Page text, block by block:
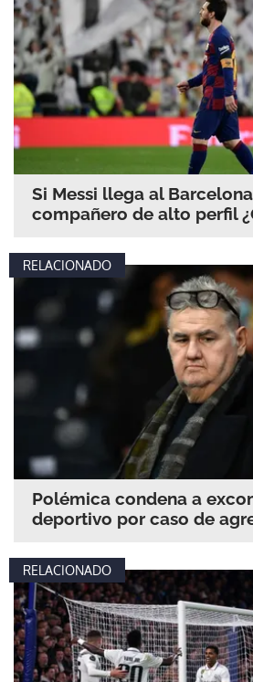
Si Messi llega al
compañero de alto perfil
RELACIONADO
Polémica condena a
deportivo por caso de
RELACIONADO